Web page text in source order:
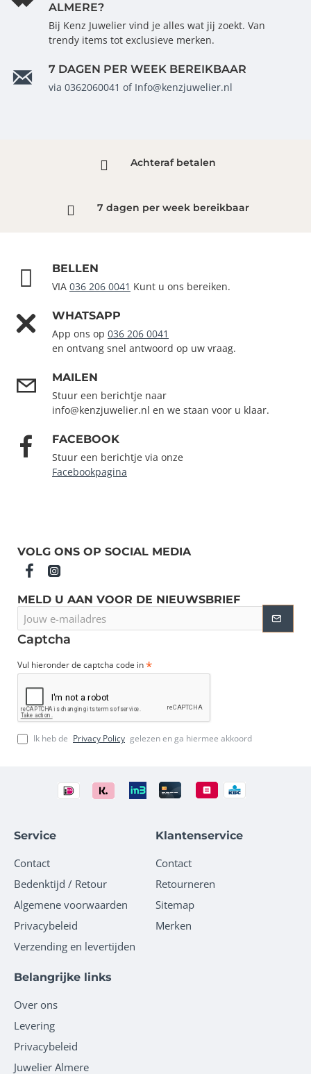
ALMERE?
Bij Kenz Juwelier vind je alles wat jij zoekt. Van
trendy items tot exclusieve merken.
7 DAGEN PER WEEK BEREIKBAAR
via 0362060041 of Info@kenzjuwelier.nl
Achteraf betalen
7 dagen per week bereikbaar
BELLEN
VIA 036 206 0041 Kunt u ons bereiken.
WHATSAPP
App ons op 036 206 0041
en ontvang snel antwoord op uw vraag.
MAILEN
Stuur een berichtje naar
info@kenzjuwelier.nl en we staan voor u klaar.
FACEBOOK
Stuur een berichtje via onze
Facebookpagina
VOLG ONS OP SOCIAL MEDIA
MELD U AAN VOOR DE NIEUWSBRIEF
e-
mailadres
Captcha
Vul hieronder de captcha code in
Ik heb de Privacy Policy gelezen en ga hiermee akkoord
Service
Contact
Bedenktijd / Retour
Algemene voorwaarden
Privacybeleid
Verzending en levertijden
Klantenservice
Contact
Retourneren
Sitemap
Merken
Belangrijke links
Over ons
Levering
Privacybeleid
Juwelier Almere